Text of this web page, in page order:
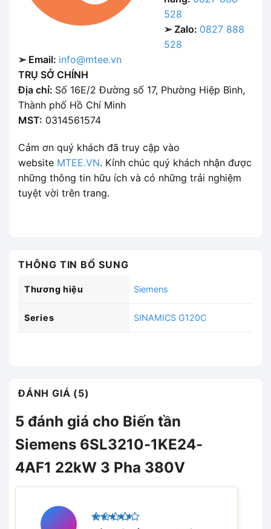
528
➢ Zalo: 0827 888
528
➢ Email: info@mtee.vn
TRỤ SỞ CHÍNH
Địa chỉ: Số 16E/2 Đường số 17, Phường Hiệp Bình,
Thành phố Hồ Chí Minh
MST: 0314561574
Cảm ơn quý khách đã truy cập vào
website MTEE.VN. Kính chúc quý khách nhận được
những thông tin hữu ích và có những trải nghiệm
tuyệt vời trên trang.
THÔNG TIN BỔ SUNG
Thương hiệu Siemens
Series SINAMICS G120C
ĐÁNH GIÁ (5)
5 đánh giá cho Biến tần
Siemens 6SL3210-1KE24-
4AF1 22kW 3 Pha 380V